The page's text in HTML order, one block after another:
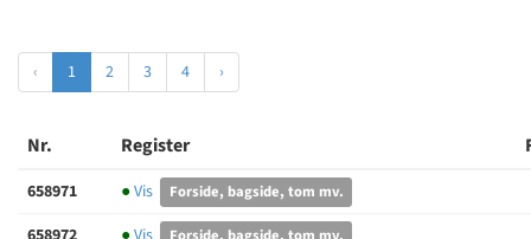
‹ 1 2 3 4 ›
Nr. Register
658971 ●Vis Forside, bagside, tom mv.